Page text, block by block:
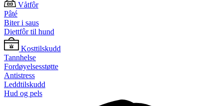
Våtfôr
Pâté
Biter i saus
Diettfôr til hund
Kosttilskudd
Tannhelse
Fordøyelsesstøtte
Antistress
Leddtilskudd
Hud og pels